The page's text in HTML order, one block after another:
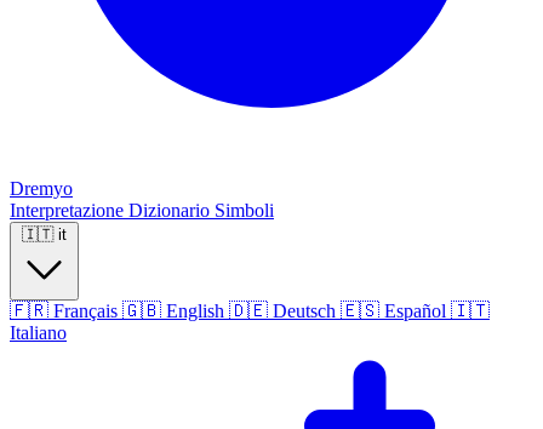
Dremyo
Interpretazione Dizionario Simboli
🇮🇹 it
🇫🇷 Français 🇬🇧 English 🇩🇪 Deutsch 🇪🇸 Español 🇮🇹
Italiano